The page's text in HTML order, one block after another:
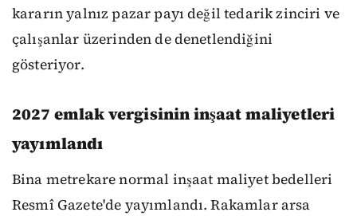
kararın yalnız pazar payı değil tedarik zinciri ve
çalışanlar üzerinden de denetlendiğini
gösteriyor.
2027 emlak vergisinin inşaat maliyetleri
yayımlandı
Bina metrekare normal inşaat maliyet bedelleri
Resmî Gazete'de yayımlandı. Rakamlar arsa